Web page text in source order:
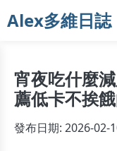
Alex多維日誌
宵夜吃什麼
薦低卡不挨
發布日期: 2026-02-